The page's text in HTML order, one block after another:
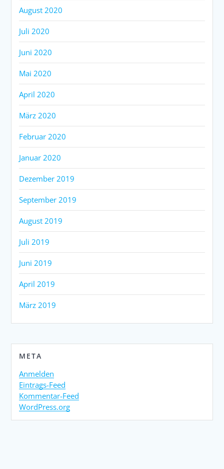
August 2020
Juli 2020
Juni 2020
Mai 2020
April 2020
März 2020
Februar 2020
Januar 2020
Dezember 2019
September 2019
August 2019
Juli 2019
Juni 2019
April 2019
März 2019
META
Anmelden
Eintrags-Feed
Kommentar-Feed
WordPress.org